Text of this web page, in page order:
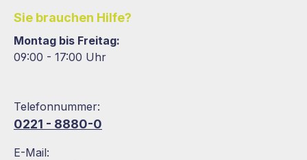
Sie brauchen Hilfe?
Montag bis Freitag:
09:00 - 17:00 Uhr
Telefonnummer:
0221 - 8880-0
E-Mail: